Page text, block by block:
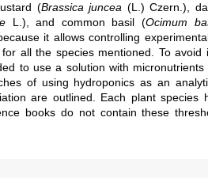
(Brassica juncea (L.) Czern.),
L.), and common basil (Ocimum
it allows controlling
all the species mentioned. To avoid
to use a solution with micronutrients
of using hydroponics as an
are outlined. Each plant species
books do not contain these